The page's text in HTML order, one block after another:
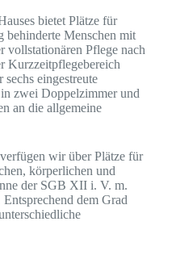
bietet Plätze für
behinderte Menschen mit
vollstationären Pflege nach
Kurzzeitpflegebereich
eingestreute
zwei Doppelzimmer und
an die allgemeine
verfügen wir über Plätze für
körperlichen und
der SGB XII i. V. m.
dem Grad